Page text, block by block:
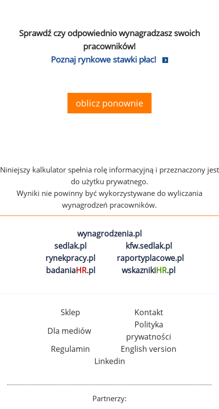
Sprawdź czy odpowiednio wynagradzasz swoich
pracowników!
Poznaj rynkowe stawki płac!
oblicz ponownie
Niniejszy kalkulator spełnia rolę informacyjną i przeznaczony jest
do użytku prywatnego.
Wyniki nie powinny być wykorzystywane do wyliczania
wynagrodzeń pracowników.
wynagrodzenia.pl
sedlak.pl
kfw.sedlak.pl
rynekpracy.pl
raportyplacowe.pl
badaniaHR.pl wskaznikiHR.pl
Sklep
Kontakt
Dla mediów
Polityka
prywatności
Regulamin
English version
Linkedin
Partnerzy: